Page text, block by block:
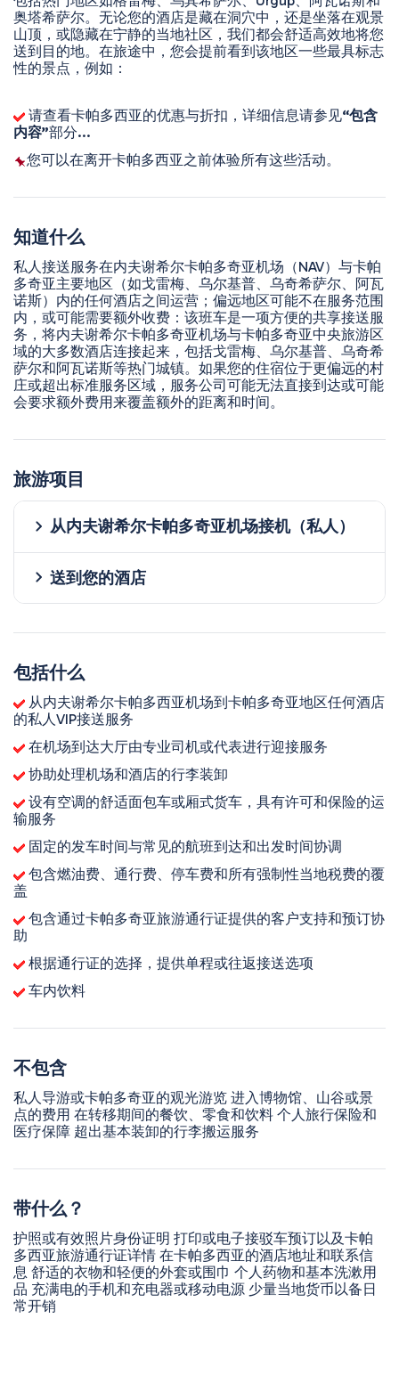
奥塔希萨尔。无论您的酒店是藏在洞穴中，还是坐落在观景
山顶，或隐藏在宁静的当地社区，我们都会舒适高效地将您
送到目的地。在旅途中，您会提前看到该地区一些最具标志
性的景点，例如：
请查看卡帕多西亚的优惠与折扣，详细信息请参见“包含
内容”部分...
您可以在离开卡帕多西亚之前体验所有这些活动。
知道什么
私人接送服务在内夫谢希尔卡帕多奇亚机场（NAV）与卡帕
多奇亚主要地区（如戈雷梅、乌尔基普、乌奇希萨尔、阿瓦
诺斯）内的任何酒店之间运营；偏远地区可能不在服务范围
内，或可能需要额外收费：该班车是一项方便的共享接送服
务，将内夫谢希尔卡帕多奇亚机场与卡帕多奇亚中央旅游区
域的大多数酒店连接起来，包括戈雷梅、乌尔基普、乌奇希
萨尔和阿瓦诺斯等热门城镇。如果您的住宿位于更偏远的村
庄或超出标准服务区域，服务公司可能无法直接到达或可能
会要求额外费用来覆盖额外的距离和时间。
旅游项目
从内夫谢希尔卡帕多奇亚机场接机（私人）
送到您的酒店
包括什么
从内夫谢希尔卡帕多西亚机场到卡帕多奇亚地区任何酒店
的私人VIP接送服务
在机场到达大厅由专业司机或代表进行迎接服务
协助处理机场和酒店的行李装卸
设有空调的舒适面包车或厢式货车，具有许可和保险的运
输服务
固定的发车时间与常见的航班到达和出发时间协调
包含燃油费、通行费、停车费和所有强制性当地税费的覆
盖
包含通过卡帕多奇亚旅游通行证提供的客户支持和预订协
助
根据通行证的选择，提供单程或往返接送选项
车内饮料
不包含
私人导游或卡帕多奇亚的观光游览 进入博物馆、山谷或景
点的费用 在转移期间的餐饮、零食和饮料 个人旅行保险和
医疗保障 超出基本装卸的行李搬运服务
带什么？
护照或有效照片身份证明 打印或电子接驳车预订以及卡帕
多西亚旅游通行证详情 在卡帕多西亚的酒店地址和联系信
息 舒适的衣物和轻便的外套或围巾 个人药物和基本洗漱用
品 充满电的手机和充电器或移动电源 少量当地货币以备日
常开销